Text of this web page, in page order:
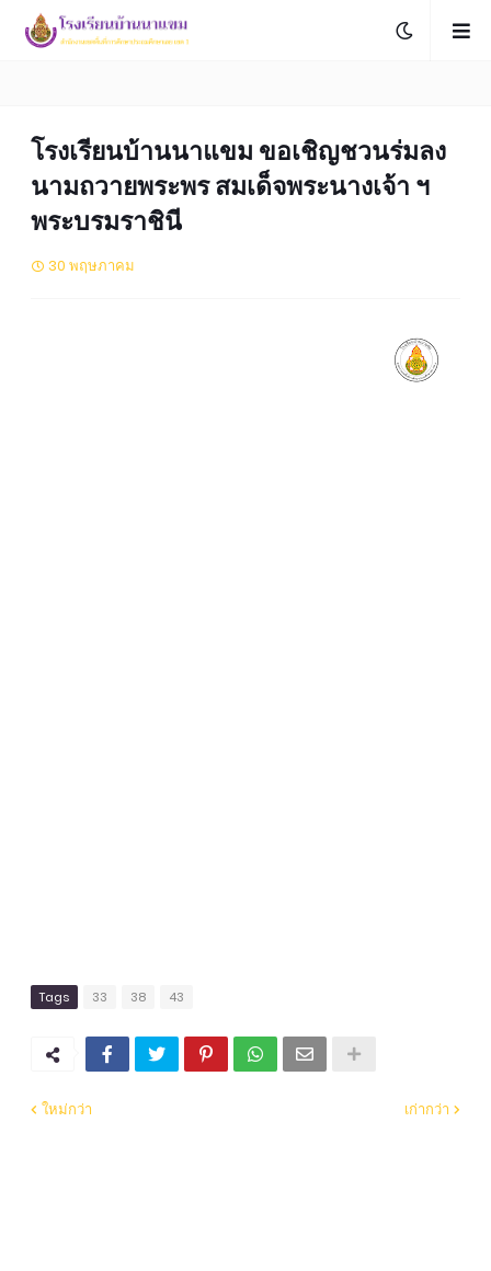
โรงเรียนบ้านนาแขม ขอเชิญชวนร่มลง
นามถวายพระพร สมเด็จพระนางเจ้า ฯ
พระบรมราชินี
30 พฤษภาคม
Tags 33 38 43
ใหม่กว่า เก่ากว่า